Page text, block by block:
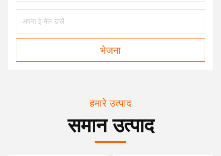
भेजना
हमारे उत्पाद
समान उत्पाद